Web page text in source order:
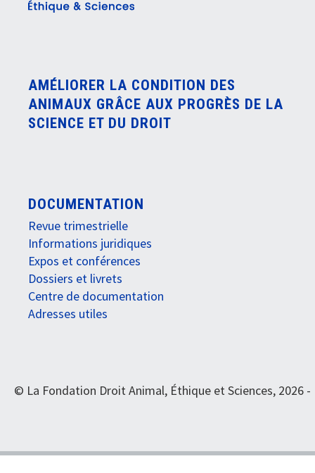
AMÉLIORER LA CONDITION DES
ANIMAUX GRÂCE AUX PROGRÈS DE LA
SCIENCE ET DU DROIT
DOCUMENTATION
Revue trimestrielle
Informations juridiques
Expos et conférences
Dossiers et livrets
Centre de documentation
Adresses utiles
© La Fondation Droit Animal, Éthique et Sciences, 2026 -